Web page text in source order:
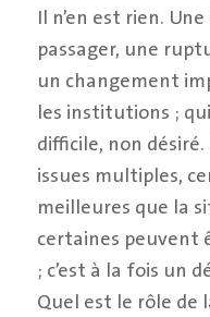
Il n’en est rien.
passager, une
un changement
les institutions ;
difficile, non
issues multiples,
meilleures que la
certaines peuvent
; c’est à la fois un
Quel est le rôle de